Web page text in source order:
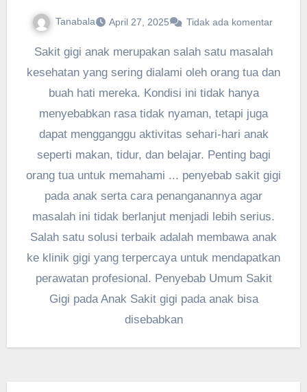
Tanabala April 27, 2025 Tidak ada komentar
Sakit gigi anak merupakan salah satu masalah
kesehatan yang sering dialami oleh orang tua dan
buah hati mereka. Kondisi ini tidak hanya
menyebabkan rasa tidak nyaman, tetapi juga
dapat mengganggu aktivitas sehari-hari anak
seperti makan, tidur, dan belajar. Penting bagi
orang tua untuk memahami ... penyebab sakit gigi
pada anak serta cara penanganannya agar
masalah ini tidak berlanjut menjadi lebih serius.
Salah satu solusi terbaik adalah membawa anak
ke klinik gigi yang terpercaya untuk mendapatkan
perawatan profesional. Penyebab Umum Sakit
Gigi pada Anak Sakit gigi pada anak bisa
disebabkan